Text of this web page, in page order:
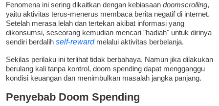
Fenomena ini sering dikaitkan dengan kebiasaan doomscrolling,
yaitu aktivitas terus-menerus membaca berita negatif di internet.
Setelah merasa lelah dan tertekan akibat informasi yang
dikonsumsi, seseorang kemudian mencari "hadiah" untuk dirinya
sendiri berdalih self-reward melalui aktivitas berbelanja.
Sekilas perilaku ini terlihat tidak berbahaya. Namun jika dilakukan
berulang kali tanpa kontrol, doom spending dapat mengganggu
kondisi keuangan dan menimbulkan masalah jangka panjang.
Penyebab Doom Spending